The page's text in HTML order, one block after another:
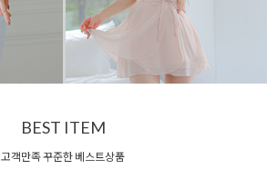
BEST ITEM
고객만족 꾸준한 베스트상품